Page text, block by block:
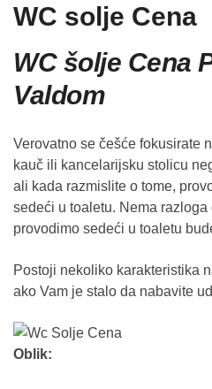
WC solje Cena
WC šolje Cena
Valdom
Verovatno se češće fokusirate
kauč ili kancelarijsku stolicu
ali kada razmislite o tome,
sedeći u toaletu. Nema razloga
provodimo sedeći u toaletu
Postoji nekoliko karakteristika
ako Vam je stalo da nabavite
Oblik: